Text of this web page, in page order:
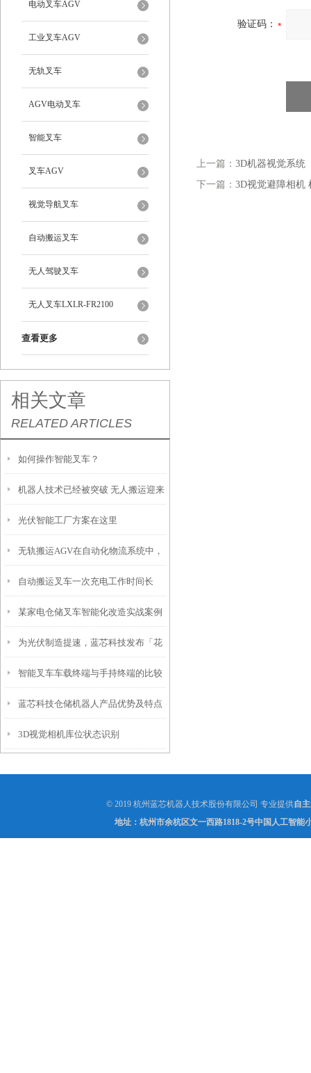
电动叉车AGV
工业叉车AGV
无轨叉车
AGV电动叉车
智能叉车
叉车AGV
视觉导航叉车
自动搬运叉车
无人驾驶叉车
无人叉车LXLR-FR2100
查看更多
相关文章
RELATED ARTICLES
如何操作智能叉车？
机器人技术已经被突破 无人搬运迎来
新天地-视觉导航机器人
光伏智能工厂方案在这里
无轨搬运AGV在自动化物流系统中，
实现经济、灵活的无人化生产
自动搬运叉车一次充电工作时间长
某家电仓储叉车智能化改造实战案例
为光伏制造提速，蓝芯科技发布「花
篮上下料机器人GF3310R」
智能叉车车载终端与手持终端的比较
蓝芯科技仓储机器人产品优势及特点
3D视觉相机库位状态识别
验证码：
上一篇： 3D机器视觉系统
下一篇： 3D视觉避障相机
© 2019 杭州蓝芯机器人技术股份有限公司 专业提供自
地址：杭州市余杭区文一西路1818-2号中国人工智能